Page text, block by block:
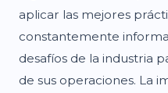
aplicar las mejores
constantemente
desafíos de la industria
de sus operaciones. La